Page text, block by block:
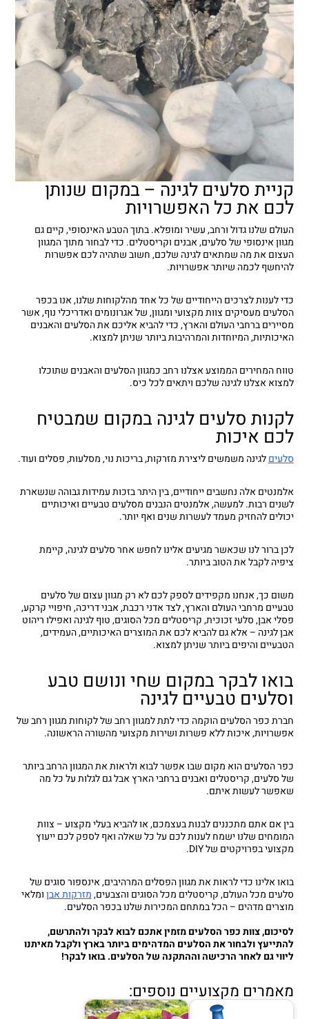
קניית סלעים לגינה – במקום שנותן
לכם את כל האפשרויות
העולם שלנו גדול ורחב, עשיר ומופלא. בתוך הטבע האינסופי, קיים גם
מגוון אינסופי של סלעים, אבנים וקריסטלים. כדי לבחור מתוך המגוון
העצום את מה שמתאים לגינה שלכם, חשוב שתהיה לכם אפשרות
להיחשף לכמה שיותר אפשרויות.
כדי לענות לצרכים הייחודיים של כל אחד מהלקוחות שלנו, אנו בכפר
הסלעים מעסיקים צוות מקצועי ומגוון, של אגרונומים ואדריכלי נוף, אשר
מסיירים ברחבי העולם והארץ, כדי להביא אליכם את הסלעים והאבנים
האיכותיות, המיוחדות והמרהיבות ביותר שניתן למצוא.
טווח המחירים הממוצע אצלנו רחב כמגוון הסלעים והאבנים שתוכלו
למצוא אצלנו לגינה שלכם ויתאים לכל כיס.
לקנות סלעים לגינה במקום שמבטיח
לכם איכות
סלעיםלגינה משמשים ליצירת מזרקות, בריכות נוי, מסלעות, פסלים ועוד.
אלמנטים אלה נחשבים ייחודיים, בין היתר בזכות עמידות גבוהה שנשארת
לשנים רבות. למעשה, אלמנטים הנבנים מסלעים טבעיים ואיכותיים
יכולים להחזיק מעמד לעשרות שנים ואף יותר.
לכן ברור לנו שכאשר מגיעים אלינו לחפש אחר סלעים לגינה, קיימת
ציפיה לקבל את הטוב ביותר.
משום כך, אנחנו מקפידים לספק לכם לא רק מגוון עצום של סלעים
טבעיים מרחבי העולם והארץ, לצד אדני רכבת, אבני דריכה, חיפויי קרקע,
פסלי אבן, סלעי זכוכית, קריסטלים מכל הסוגים, טוף לגינה ואפילו ריהוט
אבן לגינה – אלא גם להביא לכם את המוצרים האיכותיים, העמידים,
הטבעיים והיפים ביותר שניתן למצוא.
בואו לבקר במקום שחי ונושם טבע
וסלעים טבעיים לגינה
חברת כפר הסלעים הוקמה כדי לתת למגוון רחב של לקוחות מגוון רחב של
אפשרויות, איכות ללא פשרות ושירות מקצועי מהשורה הראשונה.
כפר הסלעים הוא מקום שבו אפשר לבוא ולראות את המגוון הרחב ביותר
של סלעים, קריסטלים ואבנים ברחבי הארץ אבל גם לגלות על כל מה
שאפשר לעשות איתם.
בין אם אתם מתכננים לבנות בעצמכם, או להביא בעלי מקצוע – צוות
המומחים שלנו ישמח לענות לכם על כל שאלה ואף לספק לכם ייעוץ
מקצועי בפרויקטים של DIY.
בואו אלינו כדי לראות את מגוון הפסלים המרהיבים, אינספור סוגים של
סלעים מכל העולם, קריסטלים מכל הסוגים והצבעים,מזרקות אבןומלאי
מוצרים מדהים – הכל במתחם המכירות שלנו בכפר הסלעים.
לסיכום, צוות כפר הסלעים מזמין אתכם לבוא לבקר ולהתרשם,
להתייעץ ולבחור את הסלעים המדהימים ביותר בארץ ולקבל מאיתנו
ליווי גם לאחר הרכישה וההתקנה של הסלעים. בואו לבקר!
מאמרים מקצועיים נוספים: